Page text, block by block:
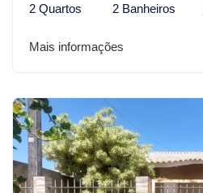
2 Quartos 2 Banheiros
Mais informações